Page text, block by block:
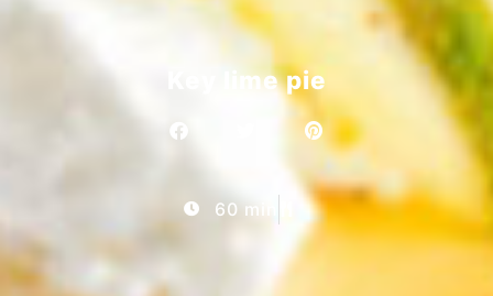
Key lime pie
60 min